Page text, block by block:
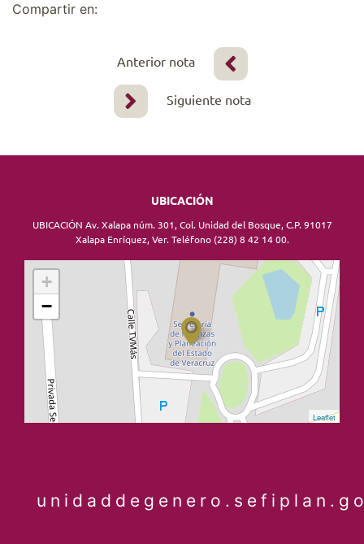
Compartir en:
Anterior nota
Siguiente nota
UBICACIÓN
UBICACIÓN Av. Xalapa núm. 301, Col. Unidad del Bosque, C.P. 91017
Xalapa Enríquez, Ver. Teléfono (228) 8 42 14 00.
+
−
Leaflet